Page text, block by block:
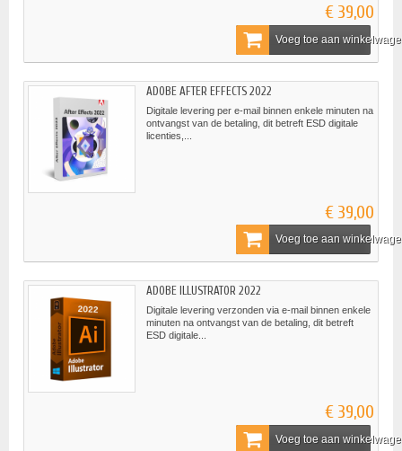
€ 39,00
Voeg toe aan
ADOBE AFTER EFFECTS 2022
Digitale levering per e-mail binnen enkele minuten na
ontvangst van de betaling, dit betreft ESD digitale
licenties,...
€ 39,00
Voeg toe aan
ADOBE ILLUSTRATOR 2022
Digitale levering verzonden via e-mail binnen enkele
minuten na ontvangst van de betaling, dit betreft
ESD digitale...
€ 39,00
Voeg toe aan